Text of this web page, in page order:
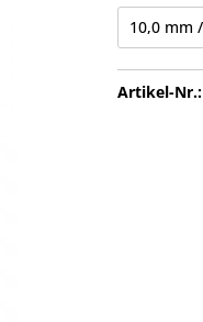
Artikel-Nr.: